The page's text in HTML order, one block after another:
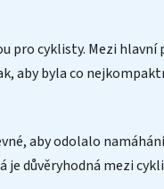
pro cyklisty. Mezi
aby byla co
aby odolalo
je důvěryhodná mezi